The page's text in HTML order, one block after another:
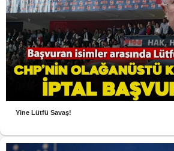
Yine Lütfü Savaş!